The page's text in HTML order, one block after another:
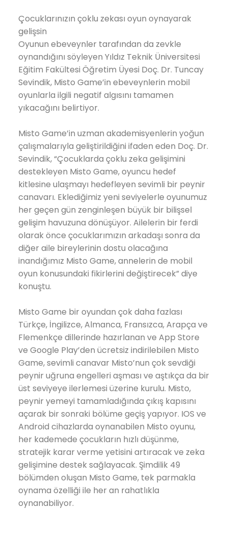
Çocuklarınızın çoklu zekası oyun oynayarak
gelişsin
Oyunun ebeveynler tarafından da zevkle
oynandığını söyleyen Yıldız Teknik Üniversitesi
Eğitim Fakültesi Öğretim Üyesi Doç. Dr. Tuncay
Sevindik, Misto Game’in ebeveynlerin mobil
oyunlarla ilgili negatif algısını tamamen
yıkacağını belirtiyor.
Misto Game’in uzman akademisyenlerin yoğun
çalışmalarıyla geliştirildiğini ifaden eden Doç. Dr.
Sevindik, “Çocuklarda çoklu zeka gelişimini
destekleyen Misto Game, oyuncu hedef
kitlesine ulaşmayı hedefleyen sevimli bir peynir
canavarı. Eklediğimiz yeni seviyelerle oyunumuz
her geçen gün zenginleşen büyük bir bilişsel
gelişim havuzuna dönüşüyor. Ailelerin bir ferdi
olarak önce çocuklarımızın arkadaşı sonra da
diğer aile bireylerinin dostu olacağına
inandığımız Misto Game, annelerin de mobil
oyun konusundaki fikirlerini değiştirecek” diye
konuştu.
Misto Game bir oyundan çok daha fazlası
Türkçe, İngilizce, Almanca, Fransızca, Arapça ve
Flemenkçe dillerinde hazırlanan ve App Store
ve Google Play’den ücretsiz indirilebilen Misto
Game, sevimli canavar Misto’nun çok sevdiği
peynir uğruna engelleri aşması ve aştıkça da bir
üst seviyeye ilerlemesi üzerine kurulu. Misto,
peynir yemeyi tamamladığında çıkış kapısını
açarak bir sonraki bölüme geçiş yapıyor. IOS ve
Android cihazlarda oynanabilen Misto oyunu,
her kademede çocukların hızlı düşünme,
stratejik karar verme yetisini artıracak ve zeka
gelişimine destek sağlayacak. Şimdilik 49
bölümden oluşan Misto Game, tek parmakla
oynama özelliği ile her an rahatlıkla
oynanabiliyor.